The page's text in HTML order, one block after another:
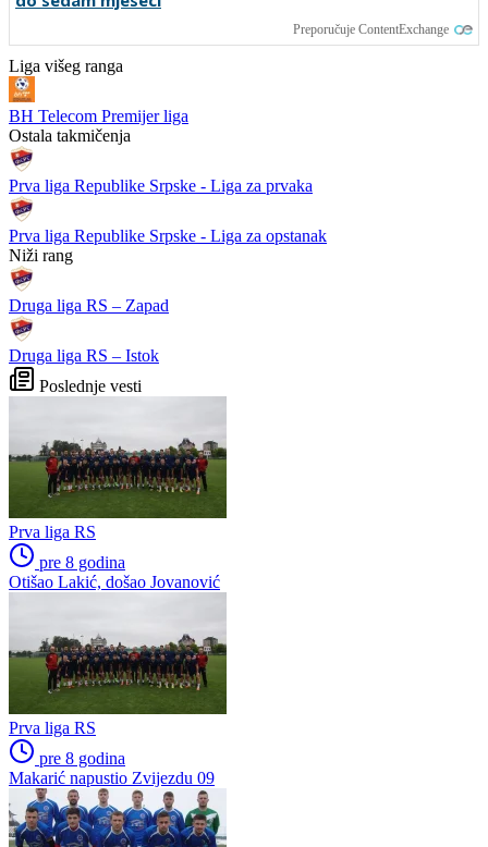
Preporučuje ContentExchange
Liga višeg ranga
BH Telecom Premijer liga
Ostala takmičenja
Prva liga Republike Srpske - Liga za prvaka
Prva liga Republike Srpske - Liga za opstanak
Niži rang
Druga liga RS – Zapad
Druga liga RS – Istok
Poslednje vesti
Prva liga RS
pre 8 godina
Otišao Lakić, došao Jovanović
Prva liga RS
pre 8 godina
Makarić napustio Zvijezdu 09